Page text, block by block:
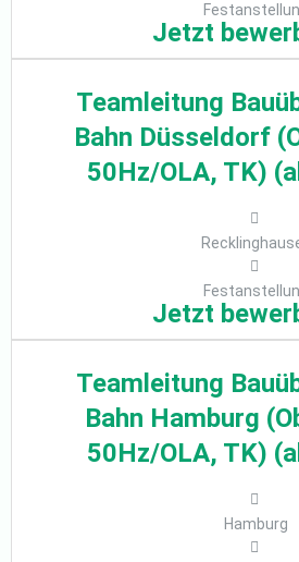
Jetzt
Teamleitung
Bahn Düsseldorf
50Hz/OLA, TK)
Jetzt
Teamleitung
Bahn Hamburg
50Hz/OLA, TK)
Hamburg